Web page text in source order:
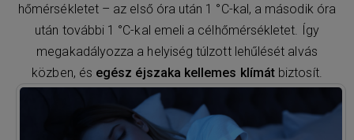
hőmérsékletet – az első óra után 1 °C-kal, a második óra
után további 1 °C-kal emeli a célhőmérsékletet. Így
megakadályozza a helyiség túlzott lehűlését alvás
közben, és egész éjszaka kellemes klímát biztosít.